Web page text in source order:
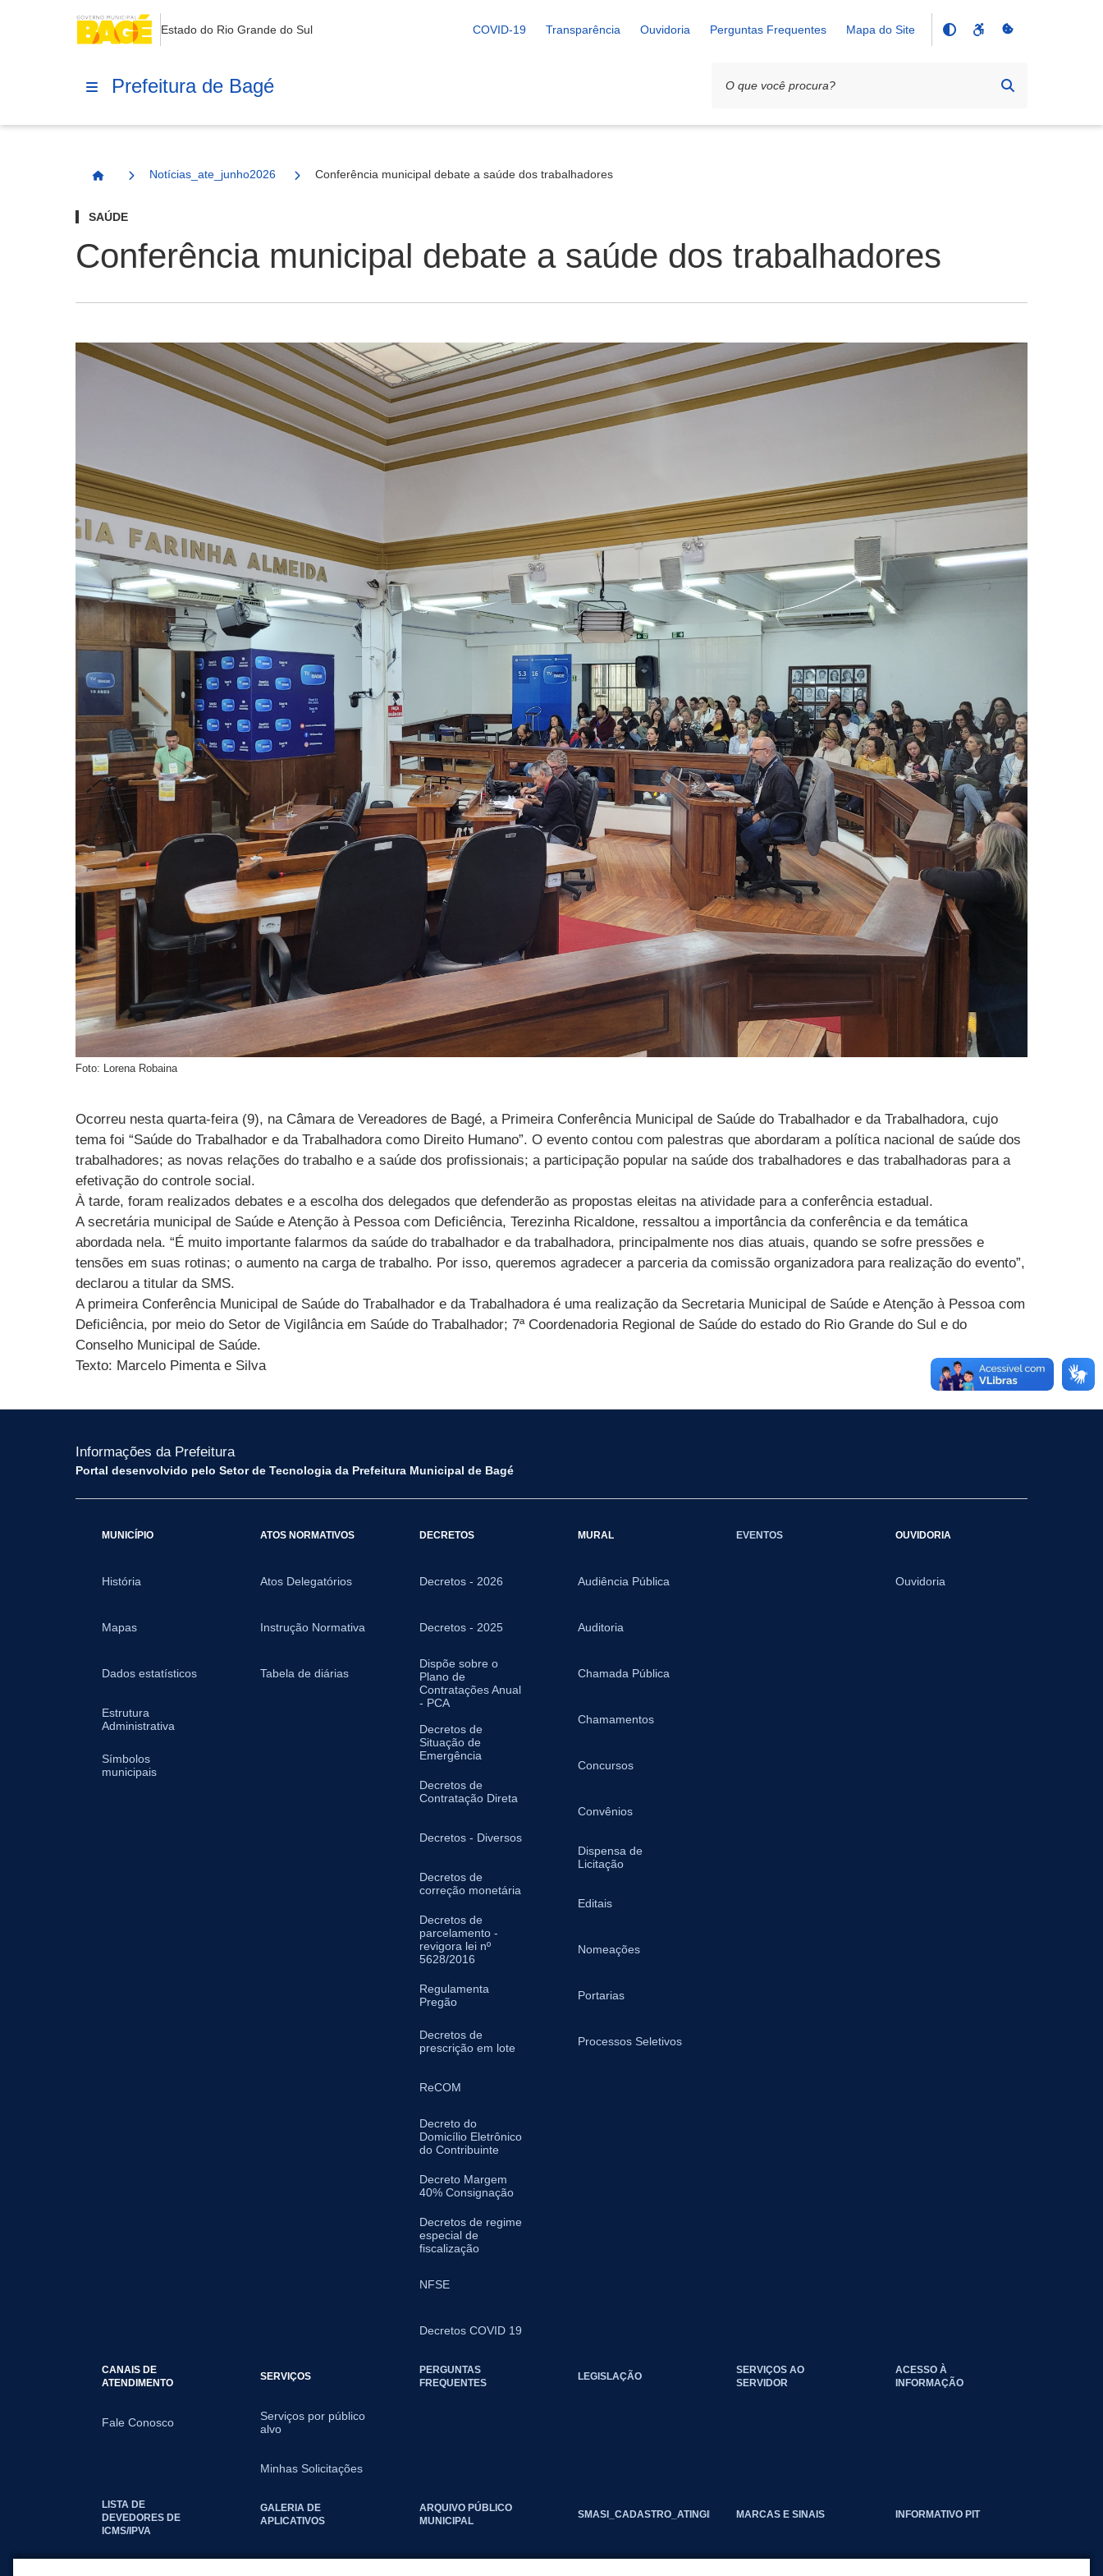
Estado do Rio Grande do Sul COVID-19 Transparência Ouvidoria Perguntas Frequentes Mapa do Site
Prefeitura de Bagé
Página Inicial
Notícias_ate_junho2026 Conferência municipal debate a saúde dos trabalhadores
SAÚDE
Conferência municipal debate a saúde dos trabalhadores
Foto: Lorena Robaina
Ocorreu nesta quarta-feira (9), na Câmara de Vereadores de Bagé, a Primeira Conferência Municipal de Saúde do Trabalhador e da Trabalhadora, cujo
tema foi “Saúde do Trabalhador e da Trabalhadora como Direito Humano”. O evento contou com palestras que abordaram a política nacional de saúde dos
trabalhadores; as novas relações do trabalho e a saúde dos profissionais; a participação popular na saúde dos trabalhadores e das trabalhadoras para a
efetivação do controle social.
À tarde, foram realizados debates e a escolha dos delegados que defenderão as propostas eleitas na atividade para a conferência estadual.
A secretária municipal de Saúde e Atenção à Pessoa com Deficiência, Terezinha Ricaldone, ressaltou a importância da conferência e da temática
abordada nela. “É muito importante falarmos da saúde do trabalhador e da trabalhadora, principalmente nos dias atuais, quando se sofre pressões e
tensões em suas rotinas; o aumento na carga de trabalho. Por isso, queremos agradecer a parceria da comissão organizadora para realização do evento”,
declarou a titular da SMS.
A primeira Conferência Municipal de Saúde do Trabalhador e da Trabalhadora é uma realização da Secretaria Municipal de Saúde e Atenção à Pessoa com
Deficiência, por meio do Setor de Vigilância em Saúde do Trabalhador; 7ª Coordenadoria Regional de Saúde do estado do Rio Grande do Sul e do
Conselho Municipal de Saúde.
Texto: Marcelo Pimenta e Silva
Informações da Prefeitura
Portal desenvolvido pelo Setor de Tecnologia da Prefeitura Municipal de Bagé
MUNICÍPIO
História
Mapas
Dados estatísticos
Estrutura
Administrativa
Símbolos
municipais
ATOS NORMATIVOS
Atos Delegatórios
Instrução Normativa
Tabela de diárias
DECRETOS
Decretos - 2026
Decretos - 2025
Dispõe sobre o
Plano de
Contratações Anual
- PCA
Decretos de
Situação de
Emergência
Decretos de
Contratação Direta
Decretos - Diversos
Decretos de
correção monetária
Decretos de
parcelamento -
revigora lei nº
5628/2016
Regulamenta
Pregão
Decretos de
prescrição em lote
ReCOM
Decreto do
Domicílio Eletrônico
do Contribuinte
Decreto Margem
40% Consignação
Decretos de regime
especial de
fiscalização
NFSE
Decretos COVID 19
MURAL
Audiência Pública
Auditoria
Chamada Pública
Chamamentos
Concursos
Convênios
Dispensa de
Licitação
Editais
Nomeações
Portarias
Processos Seletivos
EVENTOS OUVIDORIA
Ouvidoria
CANAIS DE
ATENDIMENTO
Fale Conosco
SERVIÇOS
Serviços por público
alvo
Minhas Solicitações
PERGUNTAS
FREQUENTES
LEGISLAÇÃO
SERVIÇOS AO
SERVIDOR
ACESSO À
INFORMAÇÃO
LISTA DE
DEVEDORES DE
ICMS/IPVA
GALERIA DE
APLICATIVOS
ARQUIVO PÚBLICO
MUNICIPAL
SMASI_CADASTRO_ATINGIDOS_EVENTOS_CLIMATICOS
MARCAS E SINAIS INFORMATIVO PIT